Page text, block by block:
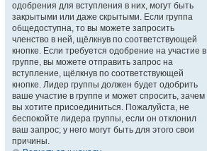
одобрения для вступления в них, могут быть
закрытыми или даже скрытыми. Если группа
общедоступна, то вы можете запросить
членство в ней, щёлкнув по соответствующей
кнопке. Если требуется одобрение на участие в
группе, вы можете отправить запрос на
вступление, щёлкнув по соответствующей
кнопке. Лидер группы должен будет одобрить
ваше участие в группе и может спросить, зачем
вы хотите присоединиться. Пожалуйста, не
беспокойте лидера группы, если он отклонил
ваш запрос; у него могут быть для этого свои
причины.